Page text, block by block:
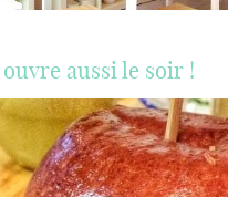
aussi le soir !